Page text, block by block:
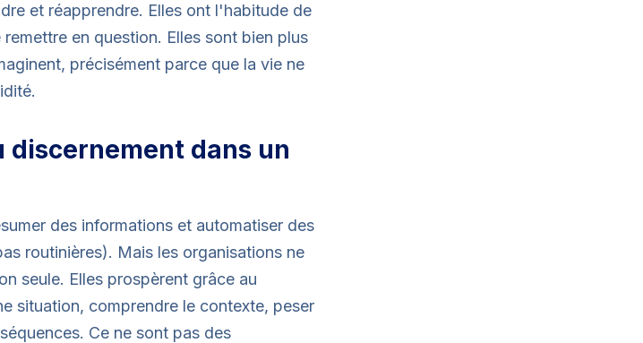
et réapprendre. Elles ont l'habitude de
en question. Elles sont bien plus
précisément parce que la vie ne
discernement dans un
des informations et automatiser des
routinières). Mais les organisations ne
seule. Elles prospèrent grâce au
situation, comprendre le contexte, peser
Ce ne sont pas des